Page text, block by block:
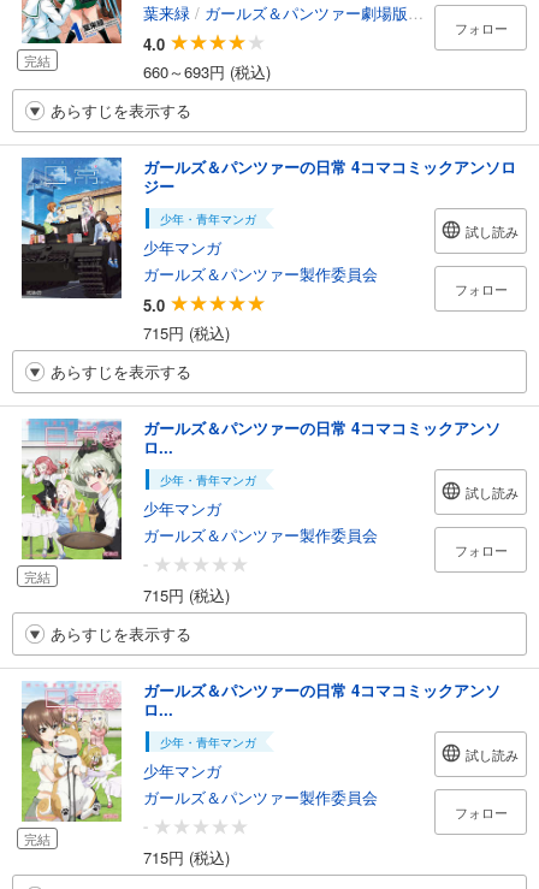
完結
葉来緑 / ガールズ＆パンツァー劇場版製作委員会
4.0
660～693円 (税込)
フォロー
あらすじを表示する
ガールズ＆パンツァーの日常 4コマコミックアンソロ
ジー
少年・青年マンガ
少年マンガ
ガールズ＆パンツァー製作委員会
5.0
715円 (税込)
試し読み
フォロー
あらすじを表示する
完結
ガールズ＆パンツァーの日常 4コマコミックアンソ
ロ...
少年・青年マンガ
少年マンガ
ガールズ＆パンツァー製作委員会
-
715円 (税込)
試し読み
フォロー
あらすじを表示する
完結
ガールズ＆パンツァーの日常 4コマコミックアンソ
ロ...
少年・青年マンガ
少年マンガ
ガールズ＆パンツァー製作委員会
-
715円 (税込)
試し読み
フォロー